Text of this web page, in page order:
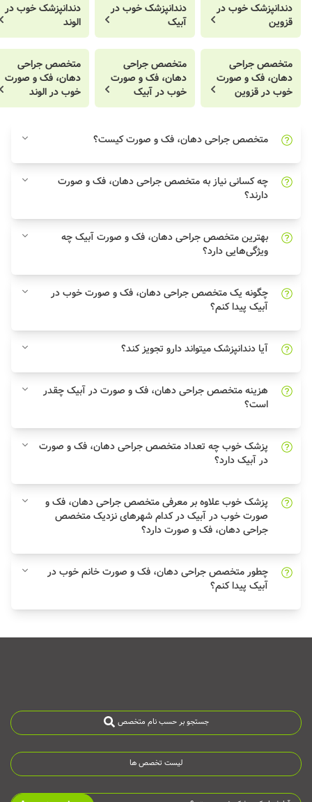
دندانپزشک خوب در
قزوین
دندانپزشک خوب در
آبیک
دندانپزشک خوب در
الوند
متخصص جراحی
دهان، فک و صورت
خوب در قزوین
متخصص جراحی
دهان، فک و صورت
خوب در آبیک
متخصص جراحی
دهان، فک و صورت
خوب در الوند
متخصص جراحی دهان، فک و صورت کیست؟
چه کسانی نیاز به متخصص جراحی دهان، فک و صورت
دارند؟
بهترین متخصص جراحی دهان، فک و صورت آبیک چه
ویژگی‌هایی دارد؟
چگونه یک متخصص جراحی دهان، فک و صورت خوب در
آبیک پیدا کنم؟
آیا دندانپزشک میتواند دارو تجویز کند؟
هزینه متخصص جراحی دهان، فک و صورت در آبیک چقدر
است؟
پزشک خوب چه تعداد متخصص جراحی دهان، فک و صورت
در آبیک دارد؟
پزشک خوب علاوه بر معرفی متخصص جراحی دهان، فک و
صورت خوب در آبیک در کدام شهرهای نزدیک متخصص
جراحی دهان، فک و صورت دارد؟
چطور متخصص جراحی دهان، فک و صورت خانم خوب در
آبیک پیدا کنم؟
جستجو بر حسب نام متخصص
لیست تخصص ها